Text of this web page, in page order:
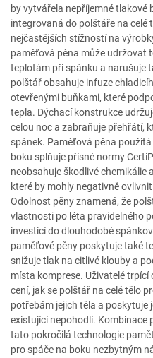
by vytvářela nepříjemné tlakové
integrovaná do polštáře na celé
nejčastějších stížností na
paměťová pěna může udržovat
teplotám při spánku a narušuje
polštář obsahuje infuze
otevřenými buňkami, které
tepla. Dýchací konstrukce
celou noc a zabraňuje přehřátí,
spánek. Paměťová pěna
boku splňuje přísné normy
neobsahuje škodlivé chemikálie
které by mohly negativně
Odolnost pěny znamená, že
vlastnosti po léta pravidelného
investicí do dlouhodobé
paměťové pěny poskytuje také
snižuje tlak na citlivé klouby a
místa komprese. Uživatelé
cení, jak se polštář na celé tělo
potřebám jejich těla a poskytuje
existující nepohodlí. Kombinace
tato pokročilá technologie
pro spáče na boku nezbytným